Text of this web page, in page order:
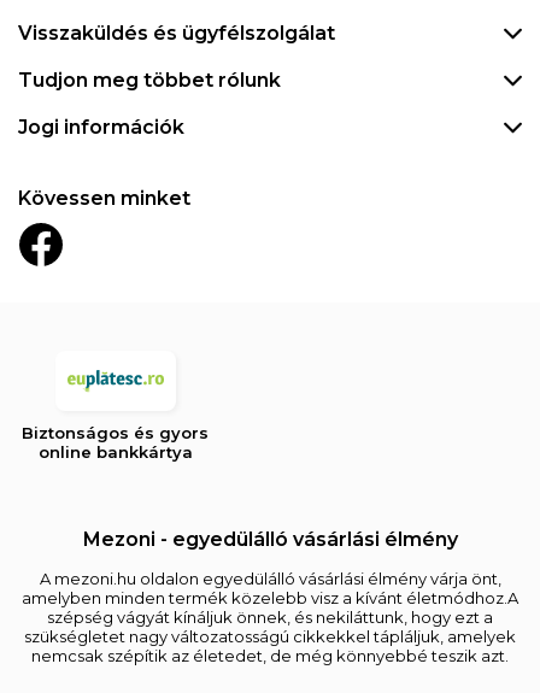
Visszaküldés és ügyfélszolgálat
Tudjon meg többet rólunk
Jogi információk
Kövessen minket
Biztonságos és gyors
online bankkártya
Mezoni - egyedülálló vásárlási élmény
A mezoni.hu oldalon egyedülálló vásárlási élmény várja önt,
amelyben minden termék közelebb visz a kívánt életmódhoz.A
szépség vágyát kínáljuk önnek, és nekiláttunk, hogy ezt a
szükségletet nagy változatosságú cikkekkel tápláljuk, amelyek
nemcsak szépítik az életedet, de még könnyebbé teszik azt.